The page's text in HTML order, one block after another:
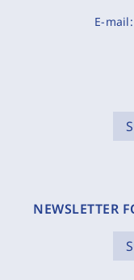
E-mail:
NEWSLETTER